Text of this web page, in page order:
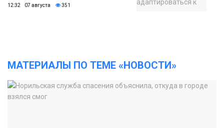
12:32 07 августа 351
МАТЕРИАЛЫ ПО ТЕМЕ «НОВОСТИ»